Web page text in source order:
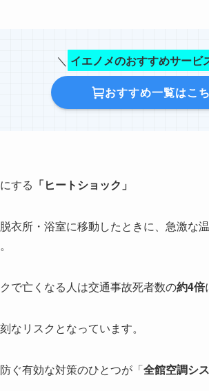
＼ イエノメのおすすめサービ
おすすめ一覧はこ
する 「ヒートショック」
衣所・浴室に移動したときに、急激な
で亡くなる人は交通事故死者数の約4倍
なリスクとなっています。
ぐ有効な対策のひとつが「全館空調シ